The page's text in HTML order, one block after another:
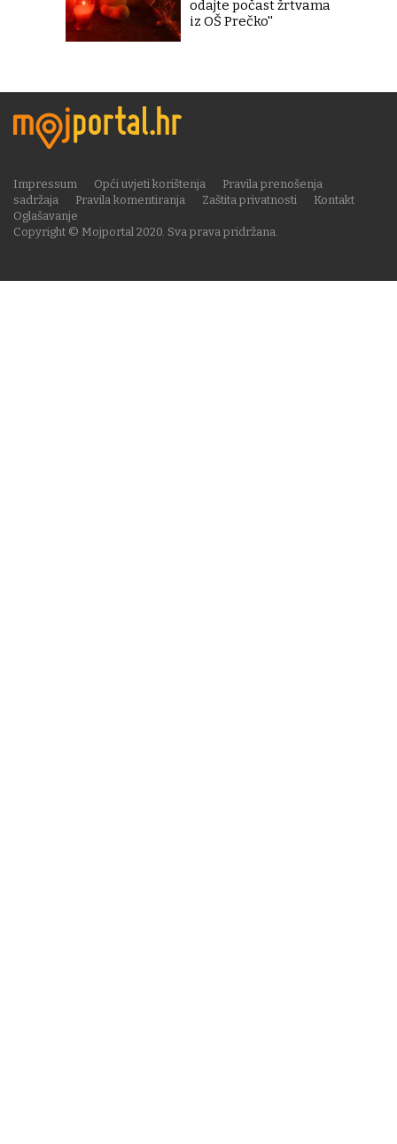
odajte počast žrtvama
iz OŠ Prečko''
Copyright © Mojportal 2020. Sva prava pridržana.
Impressum Opći uvjeti korištenja
Pravila prenošenja
sadržaja
Pravila komentiranja Zaštita privatnosti
Kontakt
Oglašavanje